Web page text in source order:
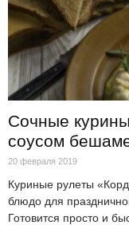
Сочные
соусом
20 февраля 2019
Куриные рулеты
блюдо для
Готовится просто и